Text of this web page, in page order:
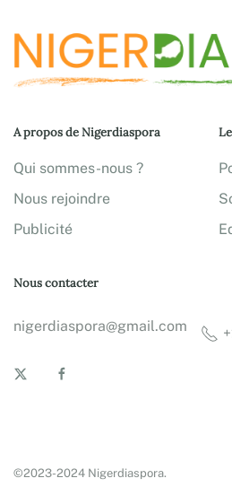
A propos de Nigerdiaspora
Qui sommes-nous ?
Nous rejoindre
Publicité
Nous contacter
nigerdiaspora@gmail.com
©2023-2024 Nigerdiaspora.